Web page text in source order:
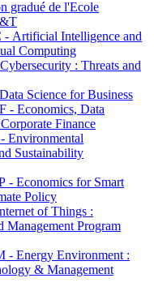
gradué de l'Ecole
Artificial Intelligence and
Computing
: Threats and
Science for Business
- Economics, Data
Finance
Environmental
Sustainability
- Economics for Smart
Policy
of Things :
Management Program
- Energy Environment :
& Management